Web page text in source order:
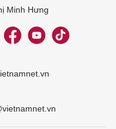
Minh Hưng